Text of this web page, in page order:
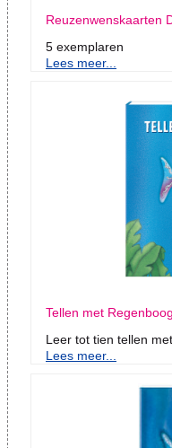
Reuzenwenskaarten
5 exemplaren
Lees meer...
Tellen met Regenboog
Leer tot tien tellen
Lees meer...